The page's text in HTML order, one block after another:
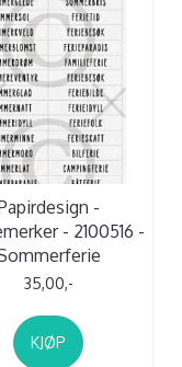
-
- 2100516 -
35,00,-
KJØP